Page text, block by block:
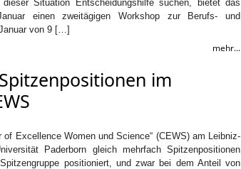
Situation Entscheidungshilfe suchen, bietet das
einen zweitägigen Workshop zur Berufs- und
von 9 […]
mehr...
im
Excellence Women und Science“ (CEWS) am Leibniz-
Paderborn gleich mehrfach Spitzenpositionen
positioniert, und zwar bei dem Anteil von